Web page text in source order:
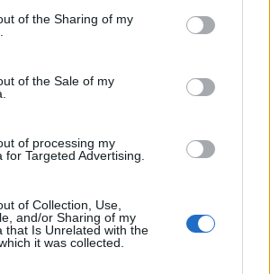
or usage behaviour. You may click to
to Google and its third-party tags to
specified purposes in below Google
of the Sharing of my
of the Sale of my
of processing my
for Targeted Advertising.
of Collection, Use,
and/or Sharing of my
that Is Unrelated with the
it was collected.
lecture